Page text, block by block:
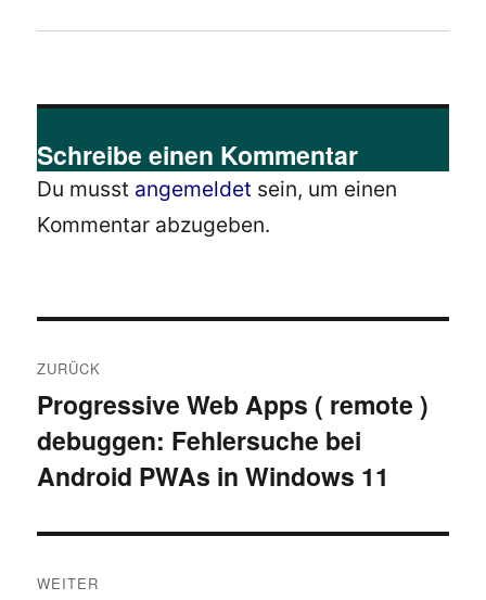
Schreibe einen Kommentar
Du musst angemeldet sein, um einen
Kommentar abzugeben.
ZURÜCK
Vorheriger
Beitrag:
Progressive Web Apps ( remote )
debuggen: Fehlersuche bei
Android PWAs in Windows 11
WEITER